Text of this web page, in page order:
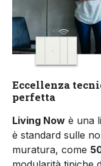
Eccellenza
perfetta
Living Now è una
è standard sulle
muratura, come